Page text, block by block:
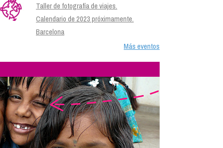
Taller de fotografía de viajes.
Calendario de 2023 próximamente.
Barcelona
Más eventos